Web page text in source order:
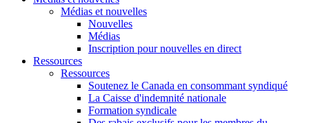
Médias et nouvelles
Nouvelles
Médias
Inscription pour nouvelles en direct
Ressources
Ressources
Soutenez le Canada en consommant syndiqué
La Caisse d'indemnité nationale
Formation syndicale